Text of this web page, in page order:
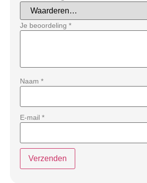
Je beoordeling *
Naam *
E-mail *